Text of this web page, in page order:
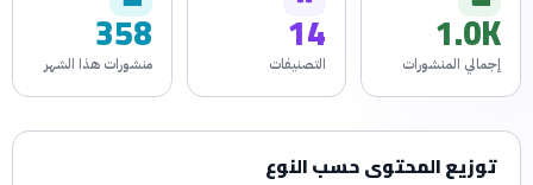
1.0K
إجمالي المنشورات
14
التصنيفات
358
منشورات هذا الشهر
توزيع المحتوى حسب النوع